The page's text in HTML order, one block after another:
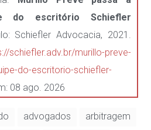
do escritório Schiefler
Schiefler Advocacia, 2021.
schiefler.adv.br/murillo-preve-
do-escritorio-schiefler-
08 ago. 2026
advogados
arbitragem